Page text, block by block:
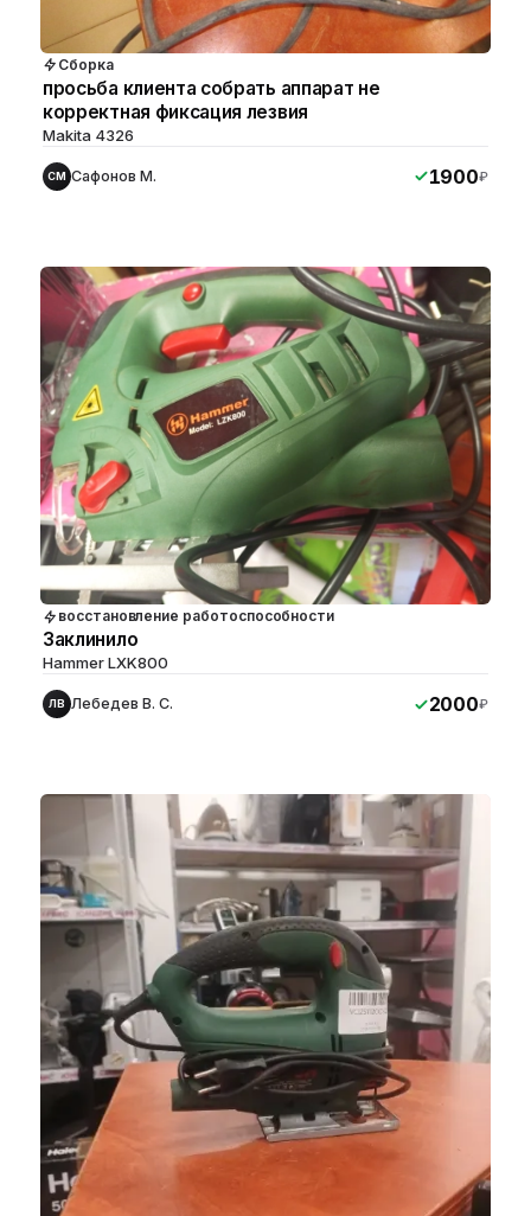
Сборка
просьба клиента собрать аппарат не
корректная фиксация лезвия
Makita 4326
СМ Сафонов М. 1900₽
восстановление работоспособности
Заклинило
Hammer LXK800
ЛВ Лебедев В. С. 2000₽